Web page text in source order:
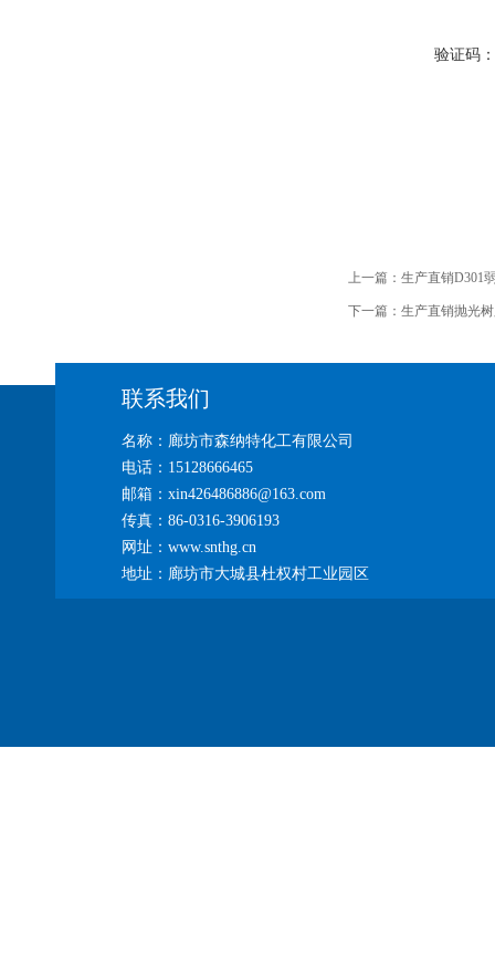
验证码：
上一篇： 生产直销D301
下一篇： 生产直销抛光
联系我们
名称：廊坊市森纳特化工有限公司
电话：15128666465
邮箱：xin426486886@163.com
传真：86-0316-3906193
网址：www.snthg.cn
地址：廊坊市大城县杜权村工业园区